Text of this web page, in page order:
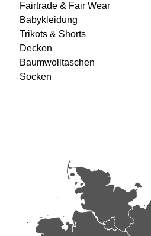
Fairtrade & Fair Wear
Babykleidung
Trikots & Shorts
Decken
Baumwolltaschen
Socken